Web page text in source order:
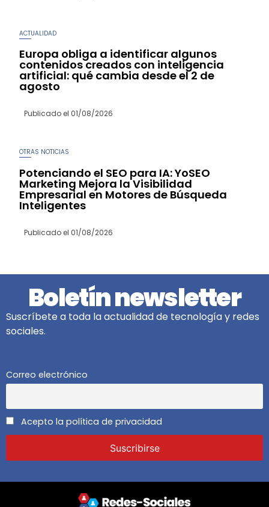
ACTUALIDAD
Europa obliga a identificar algunos
contenidos creados con inteligencia
artificial: qué cambia desde el 2 de
agosto
Publicado el 01/08/2026
OTRAS NOTICIAS
Potenciando el SEO para IA: YoSEO
Marketing Mejora la Visibilidad
Empresarial en Motores de Búsqueda
Inteligentes
Publicado el 01/08/2026
Boletín newsletter
Suscríbete a toda la actualidad de tecnología y redes
sociales.
Correo electrónico
Acepto la política de privacidad